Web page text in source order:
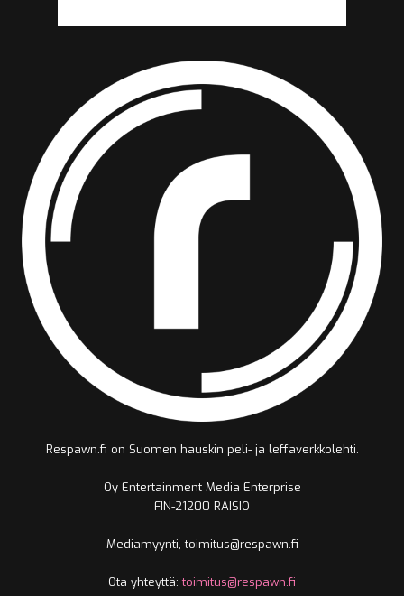
Respawn.fi on Suomen hauskin peli- ja leffaverkkolehti.
Oy Entertainment Media Enterprise
FIN-21200 RAISIO
Mediamyynti, toimitus@respawn.fi
Ota yhteyttä:toimitus@respawn.fi